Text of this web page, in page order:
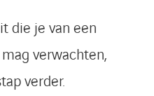
die je van een
verwachten,
verder.